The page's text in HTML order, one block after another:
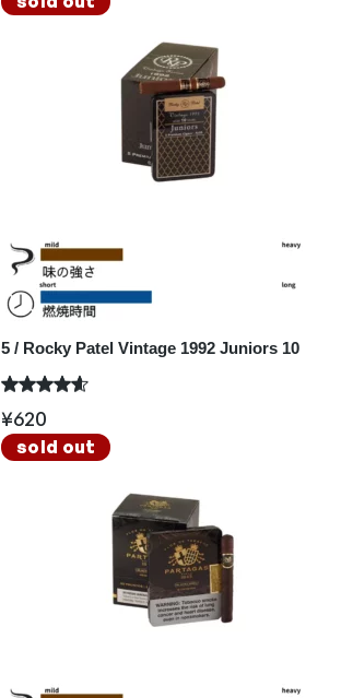
5 / Rocky Patel Vintage 1992 Juniors 10
¥620
sold out